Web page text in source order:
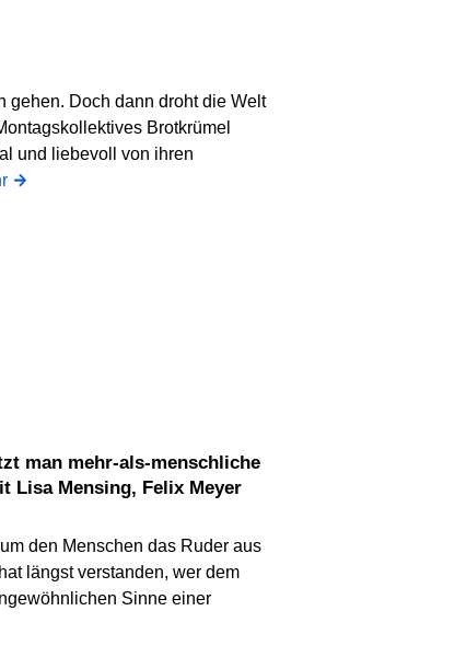
gehen. Doch dann droht die Welt
Brotkrümel
und liebevoll von ihren
Lisa Mensing, Felix Meyer
den Menschen das Ruder aus
längst verstanden, wer dem
Sinne einer